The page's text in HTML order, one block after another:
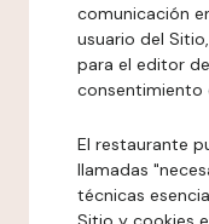
comunicación
usuario del
para el editor
consentimiento
El restaurante
llamadas
técnicas